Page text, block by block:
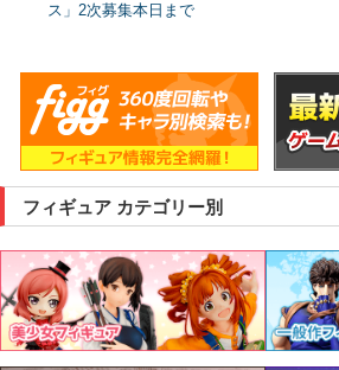
ス」2次募集本日まで
フィギュア カテゴリー別